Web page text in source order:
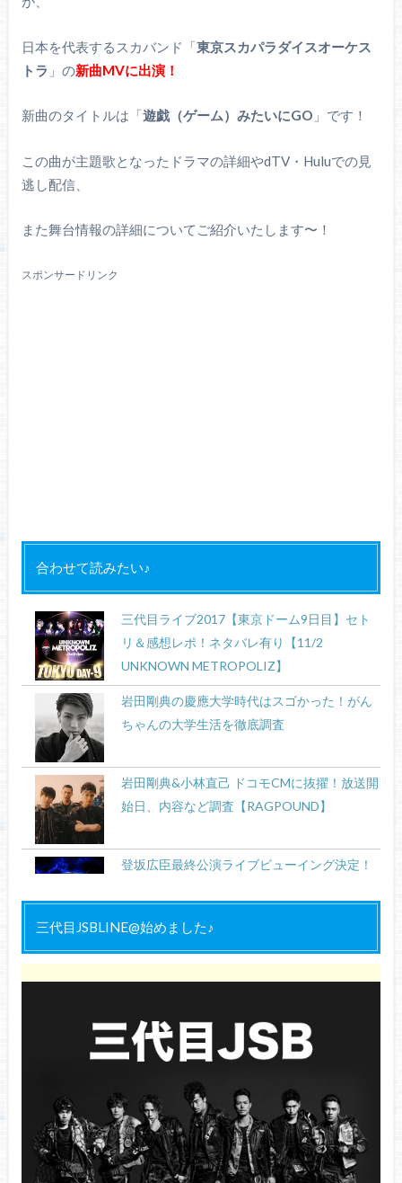
日本を代表するスカバンド「東京スカパラダイスオーケス
トラ 」の新曲MVに出演！
新曲のタイトルは「遊戯（ゲーム）みたいにGO 」です！
この曲が主題歌となったドラマの詳細やdTV・Huluでの見
逃し配信、
また舞台情報の詳細についてご紹介いたします〜！
スポンサードリンク
合わせて読みたい♪
三代目ライブ2017【東京ドーム9日目】セト
リ＆感想レポ！ネタバレ有り【11/2
UNKNOWN METROPOLIZ】
岩田剛典の慶應大学時代はスゴかった！がん
ちゃんの大学生活を徹底調査
岩田剛典&小林直己 ドコモCMに抜擢！放送開
始日、内容など調査【RAGPOUND】
登坂広臣最終公演ライブビューイング決定！
三代目J Soul Brothers『うたコン』でDA
PUMPと共演！両者の仲は良い？
三代目 J SOUL BROTHERS 登坂広臣ソロライ
ブ “ØMI LIVE TOUR 2022 “ANSWER…” 大阪
公演2日目セトリ＆ライブレポ！
三代目JSBLINE@始めました♪